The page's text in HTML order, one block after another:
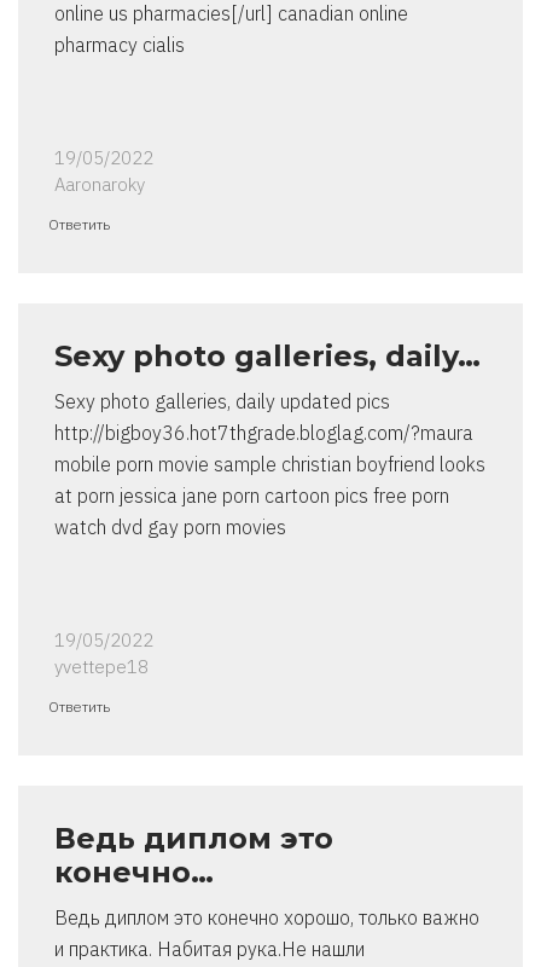
online us pharmacies[/url] canadian online
pharmacy cialis
19/05/2022
Aaronaroky
Ответить
Sexy photo galleries, daily…
Sexy photo galleries, daily updated pics
http://bigboy36.hot7thgrade.bloglag.com/?maura
mobile porn movie sample christian boyfriend looks
at porn jessica jane porn cartoon pics free porn
watch dvd gay porn movies
19/05/2022
yvettepe18
Ответить
Ведь диплом это
конечно…
Ведь диплом это конечно хорошо, только важно
и практика. Набитая рука.Не нашли